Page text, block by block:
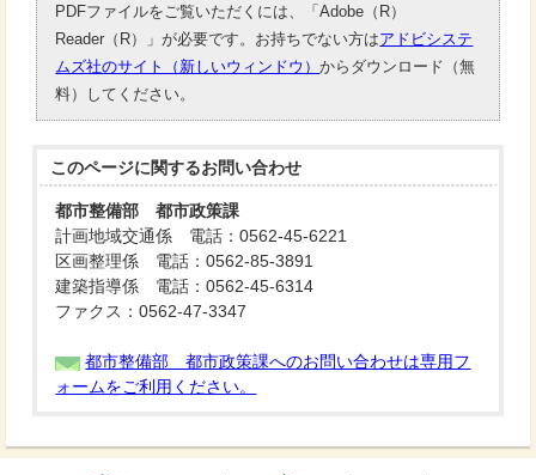
PDFファイルをご覧いただくには、「Adobe（R）
Reader（R）」が必要です。お持ちでない方はアドビシステ
ムズ社のサイト（新しいウィンドウ）からダウンロード（無
料）してください。
このページに関するお問い合わせ
都市整備部 都市政策課
計画地域交通係 電話：0562-45-6221
区画整理係 電話：0562-85-3891
建築指導係 電話：0562-45-6314
ファクス：0562-47-3347
都市整備部 都市政策課へのお問い合わせは専用フ
ォームをご利用ください。